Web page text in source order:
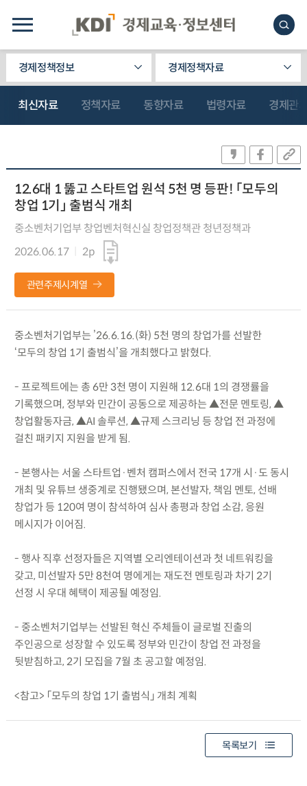
경제정책정보 경제정책자료
최신자료 정책자료 동향자료 법령자료 경제관
12.6대 1 뚫고 스타트업 원석 5천 명 등판! 「모두의
창업 1기」 출범식 개최
중소벤처기업부 창업벤처혁신실 창업정책관 청년정책과
2026.06.17
2p
관련주제시계열
중소벤처기업부는 ’26.6.16.(화) 5천 명의 창업가를 선발한
‘모두의 창업 1기 출범식’을 개최했다고 밝혔다.
- 프로젝트에는 총 6만 3천 명이 지원해 12.6대 1의 경쟁률을
기록했으며, 정부와 민간이 공동으로 제공하는 ▲전문 멘토링, ▲
창업활동자금, ▲AI 솔루션, ▲규제 스크리닝 등 창업 전 과정에
걸친 패키지 지원을 받게 됨.
- 본행사는 서울 스타트업·벤처 캠퍼스에서 전국 17개 시·도 동시
개최 및 유튜브 생중계로 진행됐으며, 본선발자, 책임 멘토, 선배
창업가 등 120여 명이 참석하여 심사 총평과 창업 소감, 응원
메시지가 이어짐.
- 행사 직후 선정자들은 지역별 오리엔테이션과 첫 네트워킹을
갖고, 미선발자 5만 8천여 명에게는 재도전 멘토링과 차기 2기
선정 시 우대 혜택이 제공될 예정임.
- 중소벤처기업부는 선발된 혁신 주체들이 글로벌 진출의
주인공으로 성장할 수 있도록 정부와 민간이 창업 전 과정을
뒷받침하고, 2기 모집을 7월 초 공고할 예정임.
<참고> 「모두의 창업 1기 출범식」 개최 계획
목록보기